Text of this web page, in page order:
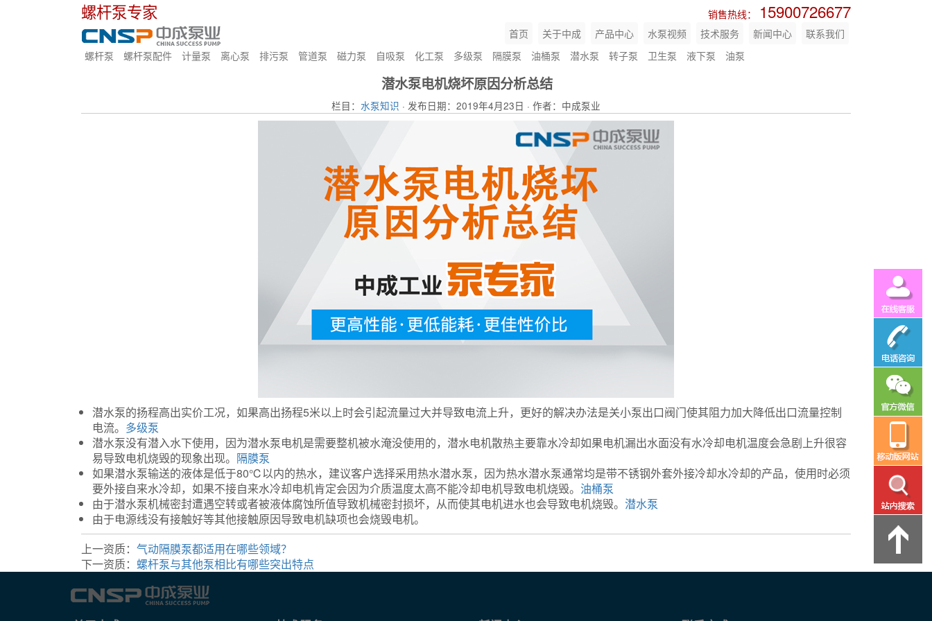
螺杆泵专家 销售热线： 15900726677
首页 关于中成 产品中心 水泵视频 技术服务 新闻中心
联系我们
螺杆泵
螺杆泵配件 计量泵 离心泵 排污泵 管道泵 磁力泵 自吸泵 化工泵 多级泵 隔膜泵 油桶泵 潜水泵 转子泵 卫生泵 液下泵 油泵
潜水泵电机烧坏原因分析总结
栏目： 水泵知识 · 发布日期：2019年4月23日 · 作者：中成泵业
潜水泵的扬程高出实价工况，如果高出扬程5米以上时会引起流量过大并导致电流上升，更好的解决办法是关小泵出口阀门使其阻力加大降低出口流量控制
电流。 多级泵
潜水泵没有潜入水下使用，因为潜水泵电机是需要整机被水淹没使用的，潜水电机散热主要靠水冷却如果电机漏出水面没有水冷却电机温度会急剧上升很容
易导致电机烧毁的现象出现。 隔膜泵
如果潜水泵输送的液体是低于80℃以内的热水，建议客户选择采用热水潜水泵，因为热水潜水泵通常均是带不锈钢外套外接冷却水冷却的产品，使用时必须
要外接自来水冷却，如果不接自来水冷却电机肯定会因为介质温度太高不能冷却电机导致电机烧毁。 油桶泵
由于潜水泵机械密封遭遇空转或者被液体腐蚀所值导致机械密封损坏，从而使其电机进水也会导致电机烧毁。 潜水泵
由于电源线没有接触好等其他接触原因导致电机缺项也会烧毁电机。
上一资质： 气动隔膜泵都适用在哪些领域？
下一资质： 螺杆泵与其他泵相比有哪些突出特点